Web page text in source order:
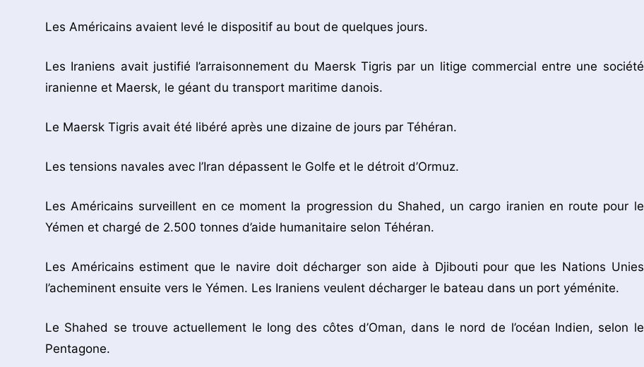
Les Américains avaient levé le dispositif au bout de quelques jours.
Les Iraniens avait justifié l’arraisonnement du Maersk Tigris par un litige commercial entre une société
iranienne et Maersk, le géant du transport maritime danois.
Le Maersk Tigris avait été libéré après une dizaine de jours par Téhéran.
Les tensions navales avec l’Iran dépassent le Golfe et le détroit d’Ormuz.
Les Américains surveillent en ce moment la progression du Shahed, un cargo iranien en route pour le
Yémen et chargé de 2.500 tonnes d’aide humanitaire selon Téhéran.
Les Américains estiment que le navire doit décharger son aide à Djibouti pour que les Nations Unies
l’acheminent ensuite vers le Yémen. Les Iraniens veulent décharger le bateau dans un port yéménite.
Le Shahed se trouve actuellement le long des côtes d’Oman, dans le nord de l’océan Indien, selon le
Pentagone.